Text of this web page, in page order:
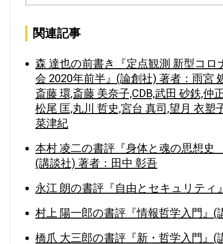
関連記事
森 達也の前書き『定点観測 新型コ
会 2020年前半』(論創社) 著者：雨宮
斎藤 環,斎藤 美奈子,CDB,武田 砂鉄,仲
松尾 匡,丸川 哲史,宮台 真司,望月 衣塑
菜津紀
本村 凌二の書評『身体と魂の思想史
(講談社) 著者：田中 彰吾
永江 朗の書評『自由とセキュリティ
村上 陽一郎の書評『情報哲学入門』(
橋爪 大三郎の書評『新・哲学入門』(